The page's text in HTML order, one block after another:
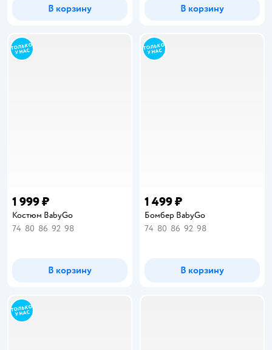
В корзину В корзину
1 999 ₽
Костюм BabyGo
74 80 86 92 98
В корзину
1 499 ₽
Бомбер BabyGo
74 80 86 92 98
В корзину